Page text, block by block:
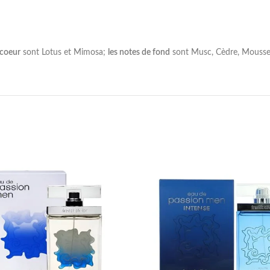
sont Lotus et Mimosa; les notes de fond sont Musc, Cèdre,